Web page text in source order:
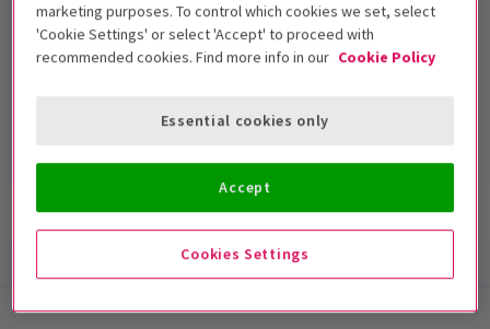
Theatre Royal Stratford East
Show-Infos Barrierefreiheit
marketing purposes. To control which cookies we set, select
'Cookie Settings' or select 'Accept' to proceed with
recommended cookies. Find more info in our Cookie Policy
Cookies Settings
Essential cookies only
Accept